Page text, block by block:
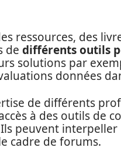
ressources, des
de différents outils
solutions par
données
de différents
à des outils de
peuvent
cadre de forums.